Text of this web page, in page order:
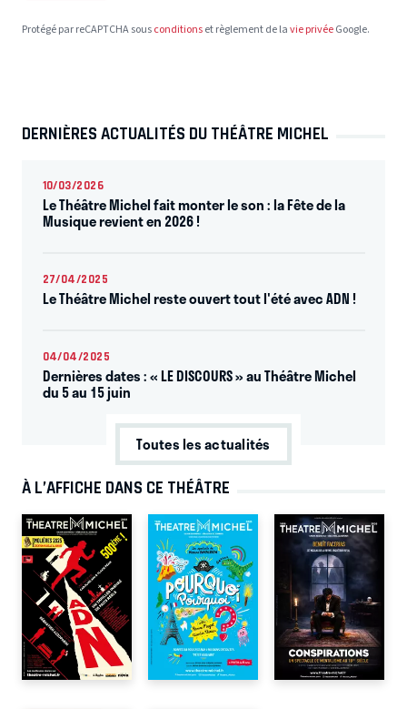
Protégé par reCAPTCHA sousconditionset règlement de lavie privéeGoogle.
DERNIÈRES ACTUALITÉS DU THÉÂTRE MICHEL
10/03/2026
Le Théâtre Michel fait monter le son : la Fête de la
Musique revient en 2026 !
27/04/2025
Le Théâtre Michel reste ouvert tout l'été avec ADN !
04/04/2025
Dernières dates : « LE DISCOURS » au Théâtre Michel
du 5 au 15 juin
Toutes les actualités
À L’AFFICHE DANS CE THÉÂTRE